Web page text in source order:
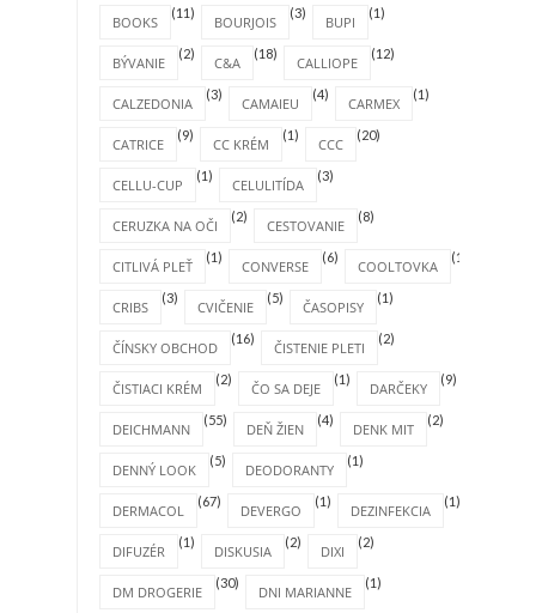
BOOKS
(11)
BOURJOIS
(3)
BUPI
(1)
BÝVANIE
(2)
C&A
(18)
CALLIOPE
(12)
CALZEDONIA
(3)
CAMAIEU
(4)
CARMEX
(1)
CATRICE
(9)
CC KRÉM
(1)
CCC
(20)
CELLU-CUP
(1)
CELULITÍDA
(3)
CERUZKA NA OČI
(2)
CESTOVANIE
(8)
CITLIVÁ PLEŤ
(1)
CONVERSE
(6)
COOLTOVKA
(1)
CRIBS
(3)
CVIČENIE
(5)
ČASOPISY
(1)
ČÍNSKY OBCHOD
(16)
ČISTENIE PLETI
(2)
ČISTIACI KRÉM
(2)
ČO SA DEJE
(1)
DARČEKY
(9)
DEICHMANN
(55)
DEŇ ŽIEN
(4)
DENK MIT
(2)
DENNÝ LOOK
(5)
DEODORANTY
(1)
DERMACOL
(67)
DEVERGO
(1)
DEZINFEKCIA
(1)
DIFUZÉR
(1)
DISKUSIA
(2)
DIXI
(2)
DM DROGERIE
(30)
DNI MARIANNE
(1)